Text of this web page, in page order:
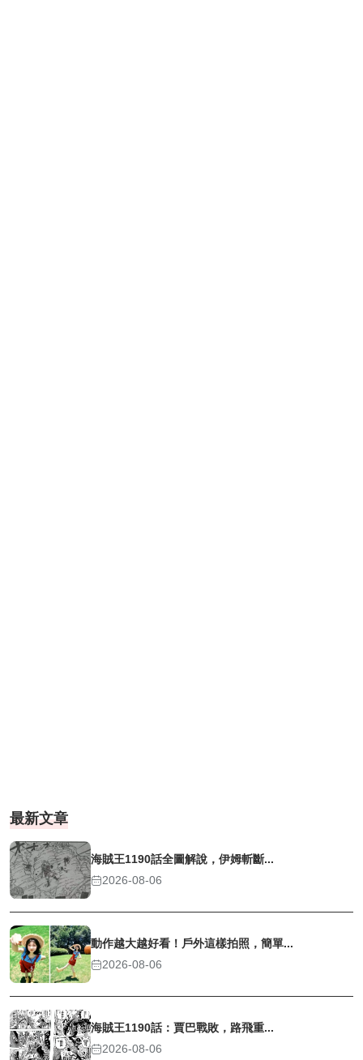
最新文章
海賊王1190話全圖解說，伊姆斬斷...
2026-08-06
動作越大越好看！戶外這樣拍照，簡單...
2026-08-06
海賊王1190話：賈巴戰敗，路飛重...
2026-08-06